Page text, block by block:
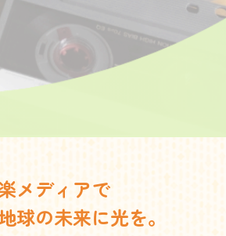
メディアで
球の未来に光を。